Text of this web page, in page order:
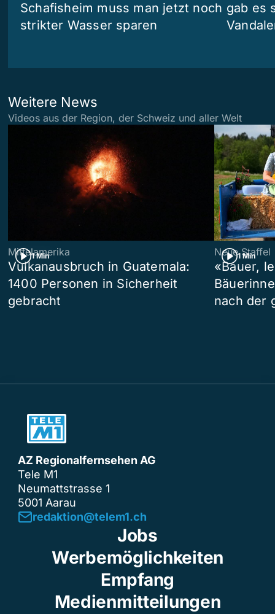
Schafisheim muss man jetzt noch
strikter Wasser sparen
gab es
Weitere News
Videos aus der Region, der Schweiz und aller Welt
1 Min
Mittelamerika
Vulkanausbruch in Guatemala:
1400 Personen in Sicherheit
gebracht
1 Min
Neue Staffel
«Bauer,
nach der
AZ Regionalfernsehen AG
Tele M1
Neumattstrasse 1
5001 Aarau
redaktion@telem1.ch
Jobs
Werbemöglichkeiten
Empfang
Medienmitteilungen